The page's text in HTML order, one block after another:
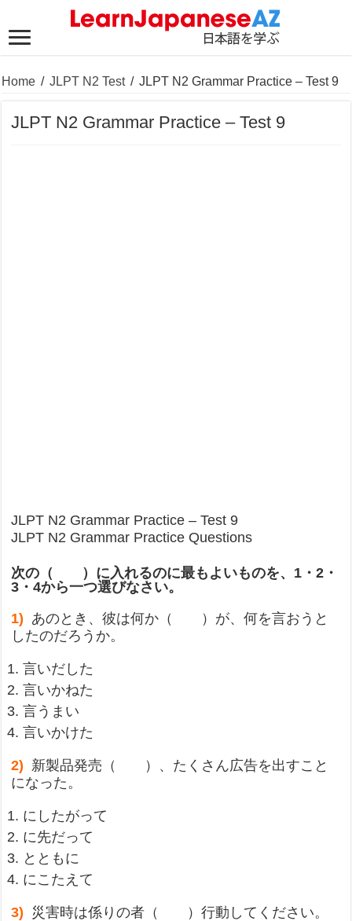
Home / JLPT N2 Test / JLPT N2 Grammar Practice – Test 9
JLPT N2 Grammar Practice – Test 9
JLPT N2 Grammar Practice – Test 9
JLPT N2 Grammar Practice Questions
次の（ ）に入れるのに最もよいものを、 1 ・2 ・
3 ・4から一つ選びなさい。
1) あのとき、彼は何か（ ）が、何を言おうと
したのだろうか。
言いだした
言いかねた
言うまい
言いかけた
2) 新製品発売（ ）、たくさん広告を出すこと
になった。
にしたがって
に先だって
とともに
にこたえて
3) 災害時は係りの者（ ）行動してください。